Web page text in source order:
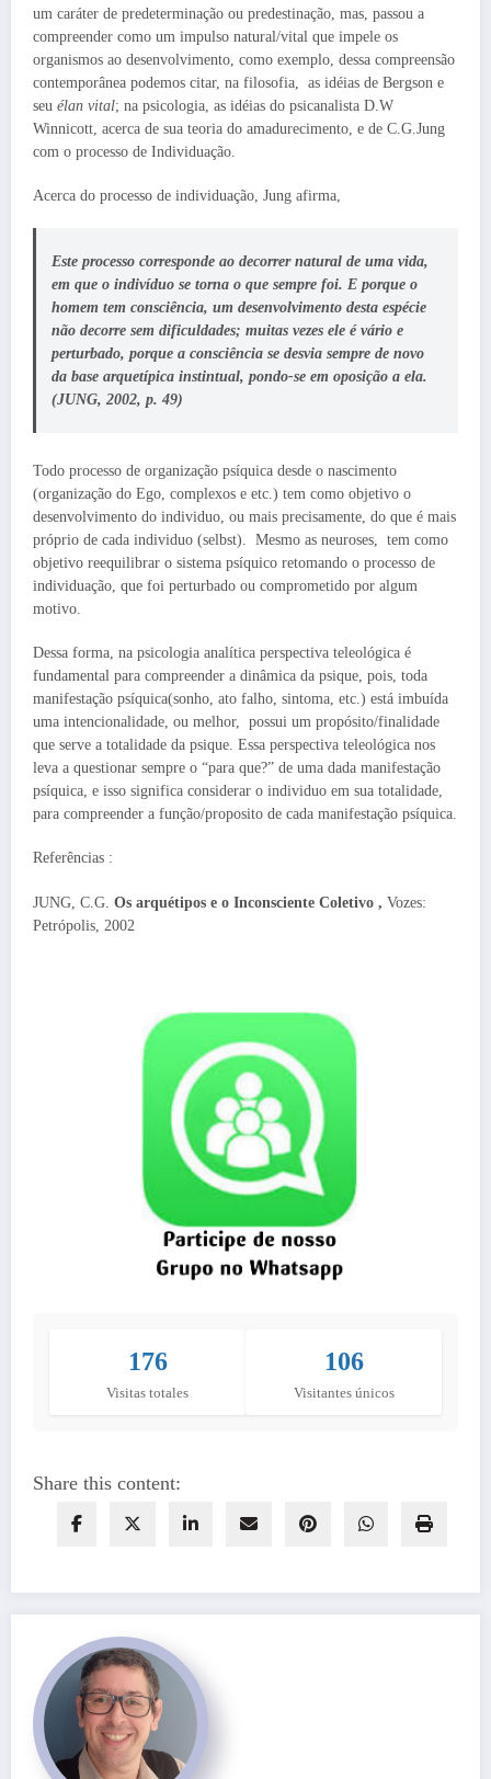
um caráter de predeterminação ou predestinação, mas, passou a
compreender como um impulso natural/vital que impele os
organismos ao desenvolvimento, como exemplo, dessa compreensão
contemporânea podemos citar, na filosofia, as idéias de Bergson e
seu élan vital; na psicologia, as idéias do psicanalista D.W
Winnicott, acerca de sua teoria do amadurecimento, e de C.G.Jung
com o processo de Individuação.
Acerca do processo de individuação, Jung afirma,
Este processo corresponde ao decorrer natural de uma vida,
em que o indivíduo se torna o que sempre foi. Ε porque o
homem tem consciência, um desenvolvimento desta espécie
não decorre sem dificuldades; muitas vezes ele é vário e
perturbado, porque a consciência se desvia sempre de novo
da base arquetípica instintual, pondo-se em oposição a ela.
(JUNG, 2002, p. 49)
Todo processo de organização psíquica desde o nascimento
(organização do Ego, complexos e etc.) tem como objetivo o
desenvolvimento do individuo, ou mais precisamente, do que é mais
próprio de cada individuo (selbst). Mesmo as neuroses, tem como
objetivo reequilibrar o sistema psíquico retomando o processo de
individuação, que foi perturbado ou comprometido por algum
motivo.
Dessa forma, na psicologia analítica perspectiva teleológica é
fundamental para compreender a dinâmica da psique, pois, toda
manifestação psíquica(sonho, ato falho, sintoma, etc.) está imbuída
uma intencionalidade, ou melhor, possui um propósito/finalidade
que serve a totalidade da psique. Essa perspectiva teleológica nos
leva a questionar sempre o “para que?” de uma dada manifestação
psíquica, e isso significa considerar o individuo em sua totalidade,
para compreender a função/proposito de cada manifestação psíquica.
Referências :
JUNG, C.G. Os arquétipos e o Inconsciente Coletivo , Vozes:
Petrópolis, 2002
176
Visitas totales
106
Visitantes únicos
Share this content: